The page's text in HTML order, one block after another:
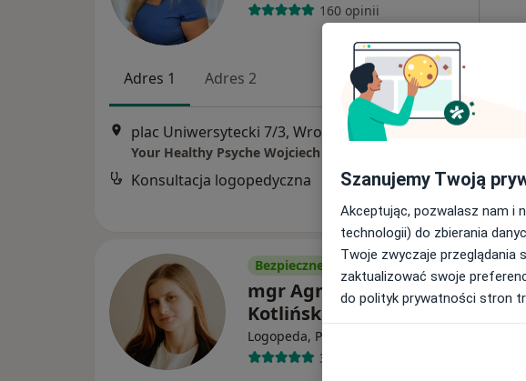
160 opinii
Adres 1 Adres 2
plac Uniwersytecki 7/3, Wrocław Mapa
Your Healthy Psyche Wojciech Postolak
Konsultacja logopedyczna 220 zł
Bezpieczne płatności
mgr Agnieszka
Kotlińska
Logopeda, Psycholog
31 opinii
Szanujemy Twoją
Akceptując, pozwalasz nam i
technologii) do zbierania
Twoje zwyczaje przeglądania
zaktualizować swoje
do polityk prywatności stron